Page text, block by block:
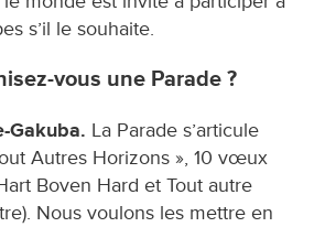
s’il le souhaite.
vous une Parade ?
Gakuba. La Parade s’articule
Autres Horizons », 10 vœux
Boven Hard et Tout autre
Nous voulons les mettre en